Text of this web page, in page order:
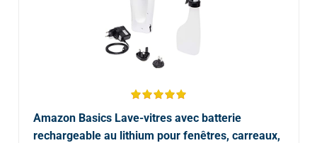
Amazon Basics Lave-vitres avec batterie
rechargeable au lithium pour fenêtres, carreaux,